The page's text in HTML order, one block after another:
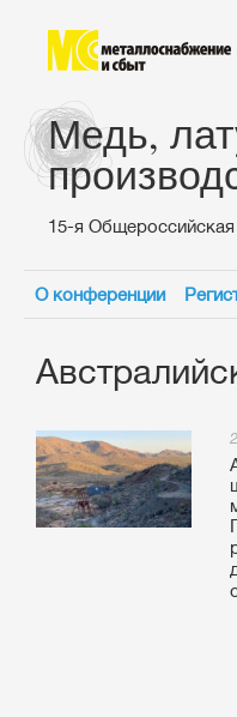
Медь,
15-я
О конференции